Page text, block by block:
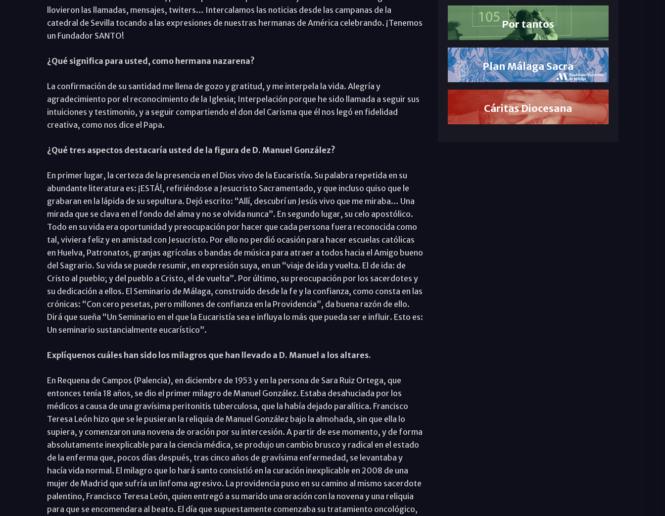
llovieron las llamadas, mensajes, twiters… Intercalamos las noticias desde las campanas de la
catedral de Sevilla tocando a las expresiones de nuestras hermanas de América celebrando. ¡Tenemos
un Fundador SANTO!
¿Qué significa para usted, como hermana nazarena?
La confirmación de su santidad me llena de gozo y gratitud, y me interpela la vida. Alegría y
agradecimiento por el reconocimiento de la Iglesia; Interpelación porque he sido llamada a seguir sus
intuiciones y testimonio, y a seguir compartiendo el don del Carisma que él nos legó en fidelidad
creativa, como nos dice el Papa.
¿Qué tres aspectos destacaría usted de la figura de D. Manuel González?
En primer lugar, la certeza de la presencia en el Dios vivo de la Eucaristía. Su palabra repetida en su
abundante literatura es: ¡ESTÁ!, refiriéndose a Jesucristo Sacramentado, y que incluso quiso que le
grabaran en la lápida de su sepultura. Dejó escrito: “Allí, descubrí un Jesús vivo que me miraba… Una
mirada que se clava en el fondo del alma y no se olvida nunca”. En segundo lugar, su celo apostólico.
Todo en su vida era oportunidad y preocupación por hacer que cada persona fuera reconocida como
tal, viviera feliz y en amistad con Jesucristo. Por ello no perdió ocasión para hacer escuelas católicas
en Huelva, Patronatos, granjas agrícolas o bandas de música para atraer a todos hacia el Amigo bueno
del Sagrario. Su vida se puede resumir, en expresión suya, en un “viaje de ida y vuelta. El de ida: de
Cristo al pueblo; y del pueblo a Cristo, el de vuelta”. Por último, su preocupación por los sacerdotes y
su dedicación a ellos. El Seminario de Málaga, construido desde la fe y la confianza, como consta en las
crónicas: “Con cero pesetas, pero millones de confianza en la Providencia”, da buena razón de ello.
Dirá que sueña “Un Seminario en el que la Eucaristía sea e influya lo más que pueda ser e influir. Esto es:
Un seminario sustancialmente eucarístico”.
Explíquenos cuáles han sido los milagros que han llevado a D. Manuel a los altares.
En Requena de Campos (Palencia), en diciembre de 1953 y en la persona de Sara Ruiz Ortega, que
entonces tenía 18 años, se dio el primer milagro de Manuel González. Estaba desahuciada por los
médicos a causa de una gravísima peritonitis tuberculosa, que la había dejado paralítica. Francisco
Teresa León hizo que se le pusieran la reliquia de Manuel González bajo la almohada, sin que ella lo
supiera, y comenzaron una novena de oración por su intercesión. A partir de ese momento, y de forma
absolutamente inexplicable para la ciencia médica, se produjo un cambio brusco y radical en el estado
de la enferma que, pocos días después, tras cinco años de gravísima enfermedad, se levantaba y
hacía vida normal. El milagro que lo hará santo consistió en la curación inexplicable en 2008 de una
mujer de Madrid que sufría un linfoma agresivo. La providencia puso en su camino al mismo sacerdote
palentino, Francisco Teresa León, quien entregó a su marido una oración con la novena y una reliquia
para que se encomendara al beato. El día que supuestamente comenzaba su tratamiento oncológico,
Por tantos
Plan Málaga Sacra
Cáritas Diocesana